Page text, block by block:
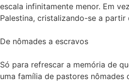
escala infinitamente menor. Em
Palestina, cristalizando-se a
De nômades a escravos
Só para refrescar a memória de
uma família de pastores